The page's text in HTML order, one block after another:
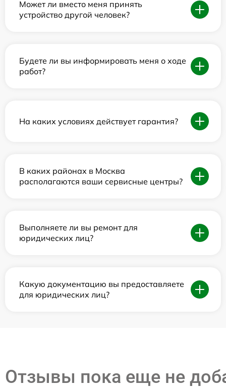
Может ли вместо меня принять
устройство другой человек?
Будете ли вы информировать меня о ходе
работ?
На каких условиях действует гарантия?
В каких районах в Москва
располагаются ваши сервисные центры?
Выполняете ли вы ремонт для
юридических лиц?
Какую документацию вы предоставляете
для юридических лиц?
Отзывы пока еще не